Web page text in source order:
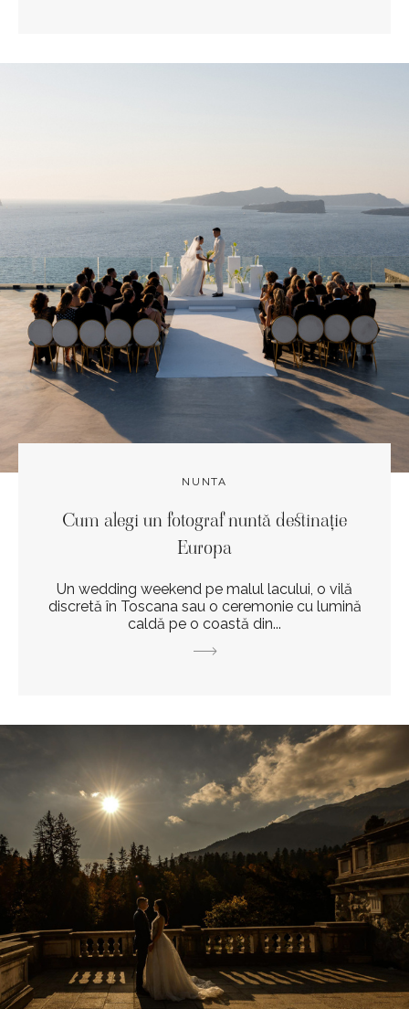
NUNTA
Cum alegi un fotograf nuntă destinație
Europa
Un wedding weekend pe malul lacului, o vilă
discretă în Toscana sau o ceremonie cu lumină
caldă pe o coastă din...